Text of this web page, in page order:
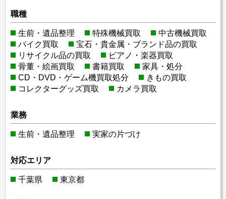
職種
生前・遺品整理 特殊機械買取
中古機械買取
バイク買取
宝石・貴金属・ブランド品の買取
リサイクル品の買取
ピアノ・楽器買取
骨董・絵画買取
書籍買取
家具・処分
CD・DVD・ゲーム機買取処分
きもの買取
コレクターグッズ買取
カメラ買取
業務
生前・遺品整理 実家の片づけ
対応エリア
千葉県 東京都